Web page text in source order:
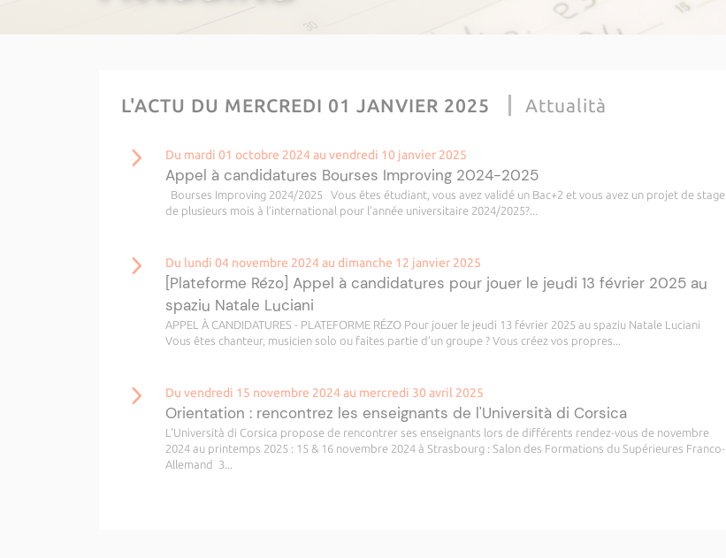
L'ACTU DU MERCREDI 01 JANVIER 2025 Attualità
Du mardi 01 octobre 2024 au vendredi 10 janvier 2025
Appel à candidatures Bourses Improving 2024-2025
Bourses Improving 2024/2025 Vous êtes étudiant, vous avez validé un Bac+2 et vous avez un projet de stage
de plusieurs mois à l’international pour l’année universitaire 2024/2025?...
Du lundi 04 novembre 2024 au dimanche 12 janvier 2025
[Plateforme Rézo] Appel à candidatures pour jouer le jeudi 13 février 2025 au
spaziu Natale Luciani
APPEL À CANDIDATURES - PLATEFORME RÉZO Pour jouer le jeudi 13 février 2025 au spaziu Natale Luciani
Vous êtes chanteur, musicien solo ou faites partie d’un groupe ? Vous créez vos propres...
Du vendredi 15 novembre 2024 au mercredi 30 avril 2025
Orientation : rencontrez les enseignants de l'Università di Corsica
L'Università di Corsica propose de rencontrer ses enseignants lors de différents rendez-vous de novembre
2024 au printemps 2025 : 15 & 16 novembre 2024 à Strasbourg : Salon des Formations du Supérieures Franco-
Allemand 3...